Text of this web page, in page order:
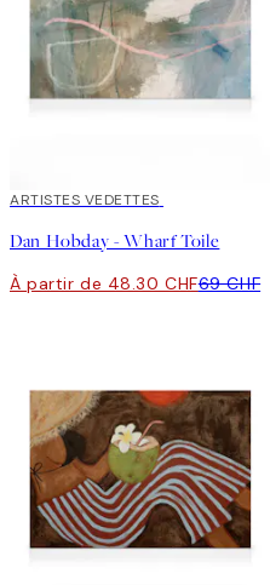
30%*
ARTISTES VEDETTES
Dan Hobday - Wharf Toile
À partir de 48.30 CHF69 CHF